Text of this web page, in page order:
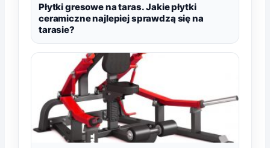
Płytki gresowe na taras. Jakie płytki
ceramiczne najlepiej sprawdzą się na
tarasie?